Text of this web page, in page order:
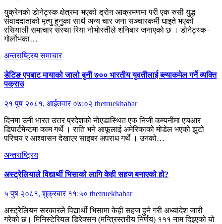
युक्रेनको डोनेट्स्क क्षेत्रमा भएको ड्रोन आक्रमणमा परी एक रुसी युद्ध
संवाददाताको मृत्यु हुनुका साथै अन्य चार जना सञ्चारकर्मी घाइते भएको
रसियाली समाचार संस्था रिया नोभोस्तीले शनिबार जनाएको छ । डोनेट्स्क–
गोर्लोभका…
अन्तराष्ट्रियसमाचार
डेटिङ एपबाट मायाको जालो बुनी ७०० भारतीय युवतीलाई ब्ल्याकमेल गर्ने व्यक्ति
पक्राउ
२१ पुष २०८१, आईतवार ०७:०२ thetruekhabar
दिनमा उनी भारत उत्तर प्रदेशको नोएडास्थित एक निजी कम्पनीमा एचआर
डिपार्टमेन्टमा काम गर्थे । राति भने आफूलाई अमेरिकाको मोडेल भएको झुटो
परिचय र आश्वासन देखाएर साइबर अपराध गर्थे । उनको…
अन्तराष्ट्रिय
अस्ट्रेलियाले विद्यार्थी भिसाको लागि केही सहज बनाएको हो?
५ पुष २०८१, शुक्रबार ११:५० thetruekhabar
अस्ट्रेलियन सरकारले विद्यार्थी भिसामा केही सहज हुने गरी अध्यादेश जारी
गरेको छ। मिनिस्टेरियल डिरेक्सन (मन्त्रिस्तरीय निर्णय) १११ नाम दिइएको यो